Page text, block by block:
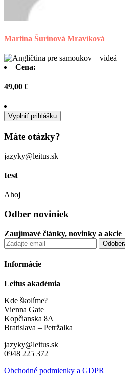
Martina Šurinová Mravíková
Cena:
49,00 €
Vyplniť prihlášku
Máte otázky?
jazyky@leitus.sk
test
Ahoj
Odber noviniek
Zaujímavé články, novinky a akcie
Informácie
Leitus akadémia
Kde školíme?
Vienna Gate
Kopčianska 8A
Bratislava – Petržalka
jazyky@leitus.sk
0948 225 372
Obchodné podmienky a GDPR